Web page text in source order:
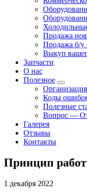
Продажа
Продажа б/у
Выкуп
Запчасти
О нас
Полезное
Коды
Полезные
Вопрос —
Галерея
Отзывы
Контакты
Принцип
1 декабря 2022